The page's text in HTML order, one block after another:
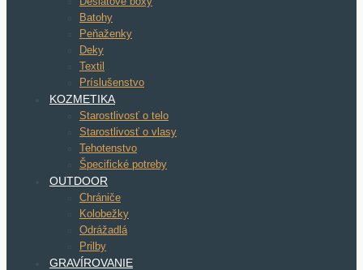
Batohy
Peňaženky
Deky
Textil
Príslušenstvo
KOZMETIKA
Starostlivosť o telo
Starostlivosť o vlasy
Tehotenstvo
Špecifické potreby
OUTDOOR
Chrániče
Kolobežky
Odrážadlá
Prilby
GRAVÍROVANIE